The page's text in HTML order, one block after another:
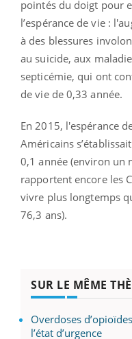
pointés du doigt pour
l’espérance de vie :
à des blessures
au suicide, aux
septicémie, qui ont
de vie de 0,33 année.
En 2015, l'espérance
Américains
0,1 année (environ un
rapportent encore les
vivre plus longtemps
76,3 ans).
SUR LE MÊME
Overdoses
l’état d’urgence